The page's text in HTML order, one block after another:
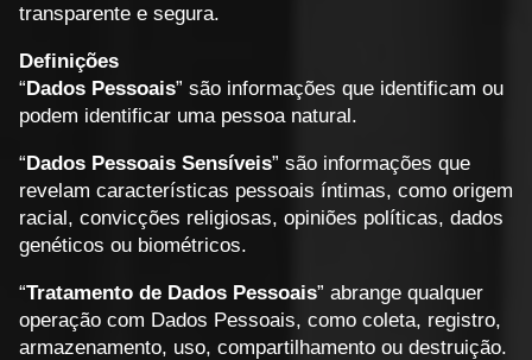
transparente e segura.
Definições
“Dados Pessoais” são informações que identificam ou
podem identificar uma pessoa natural.
“Dados Pessoais Sensíveis” são informações que
revelam características pessoais íntimas, como origem
racial, convicções religiosas, opiniões políticas, dados
genéticos ou biométricos.
“Tratamento de Dados Pessoais” abrange qualquer
operação com Dados Pessoais, como coleta, registro,
armazenamento, uso, compartilhamento ou destruição.